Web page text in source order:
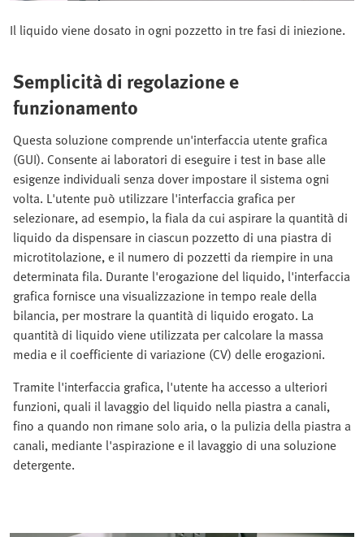
Il liquido viene dosato in ogni pozzetto in tre fasi di iniezione.
Semplicità di regolazione e
funzionamento
Questa soluzione comprende un'interfaccia utente grafica
(GUI). Consente ai laboratori di eseguire i test in base alle
esigenze individuali senza dover impostare il sistema ogni
volta. L'utente può utilizzare l'interfaccia grafica per
selezionare, ad esempio, la fiala da cui aspirare la quantità di
liquido da dispensare in ciascun pozzetto di una piastra di
microtitolazione, e il numero di pozzetti da riempire in una
determinata fila. Durante l'erogazione del liquido, l'interfaccia
grafica fornisce una visualizzazione in tempo reale della
bilancia, per mostrare la quantità di liquido erogato. La
quantità di liquido viene utilizzata per calcolare la massa
media e il coefficiente di variazione (CV) delle erogazioni.
Tramite l'interfaccia grafica, l'utente ha accesso a ulteriori
funzioni, quali il lavaggio del liquido nella piastra a canali,
fino a quando non rimane solo aria, o la pulizia della piastra a
canali, mediante l'aspirazione e il lavaggio di una soluzione
detergente.